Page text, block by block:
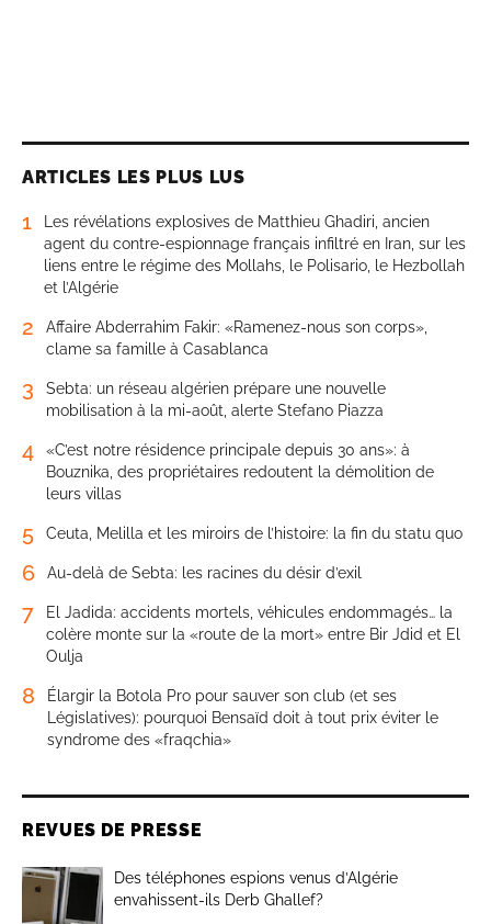
ARTICLES LES PLUS LUS
1
Les révélations explosives de Matthieu Ghadiri, ancien
agent du contre-espionnage français infiltré en Iran, sur les
liens entre le régime des Mollahs, le Polisario, le Hezbollah
et l’Algérie
2
Affaire Abderrahim Fakir: «Ramenez-nous son corps»,
clame sa famille à Casablanca
3
Sebta: un réseau algérien prépare une nouvelle
mobilisation à la mi-août, alerte Stefano Piazza
4
«C’est notre résidence principale depuis 30 ans»: à
Bouznika, des propriétaires redoutent la démolition de
leurs villas
5 Ceuta, Melilla et les miroirs de l’histoire: la fin du statu quo
6 Au-delà de Sebta: les racines du désir d’exil
7
El Jadida: accidents mortels, véhicules endommagés… la
colère monte sur la «route de la mort» entre Bir Jdid et El
Oulja
8
Élargir la Botola Pro pour sauver son club (et ses
Législatives): pourquoi Bensaïd doit à tout prix éviter le
syndrome des «fraqchia»
REVUES DE PRESSE
Des téléphones espions venus d’Algérie
envahissent-ils Derb Ghallef?